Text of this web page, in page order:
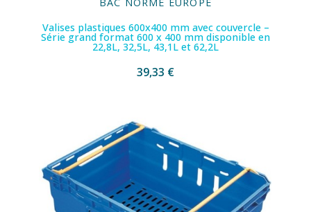
Valises plastiques 600x400 mm avec couvercle –
Série grand format 600 x 400 mm disponible en
22,8L, 32,5L, 43,1L et 62,2L
39,33 €